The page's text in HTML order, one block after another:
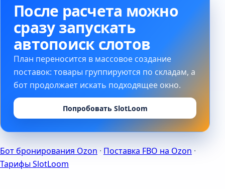
После расчета можно
сразу запускать
автопоиск слотов
План переносится в массовое создание
поставок: товары группируются по складам, а
бот продолжает искать подходящее окно.
Попробовать SlotLoom
Бот бронирования Ozon · Поставка FBO на Ozon ·
Тарифы SlotLoom